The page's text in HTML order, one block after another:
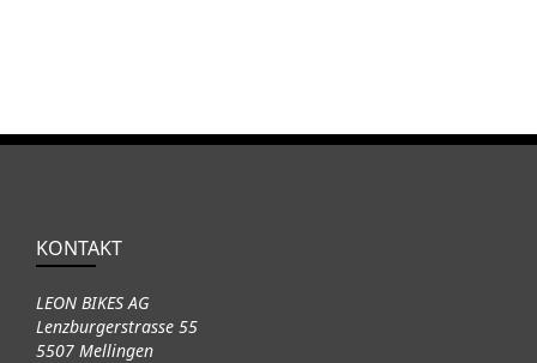
KONTAKT
LEON BIKES AG
Lenzburgerstrasse 55
5507 Mellingen